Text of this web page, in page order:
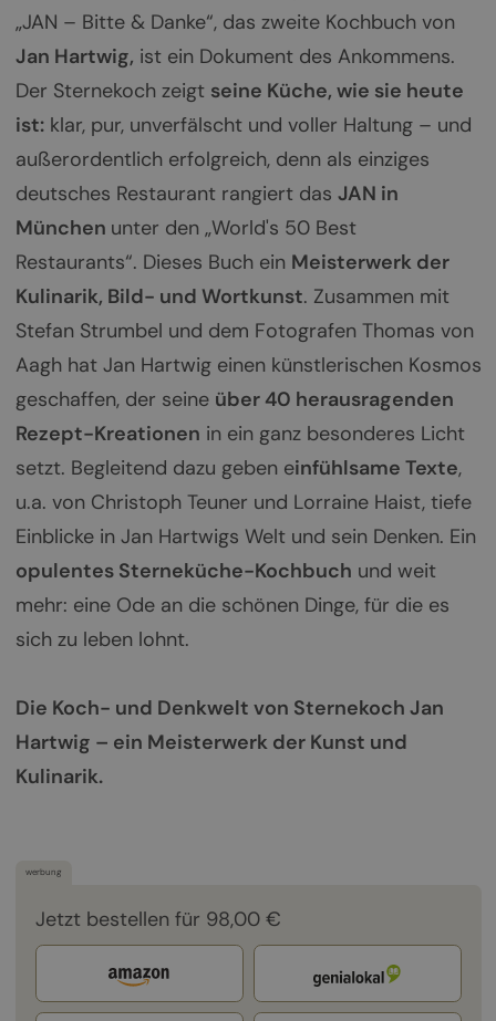
„JAN – Bitte & Danke“, das zweite Kochbuch von
Jan Hartwig, ist ein Dokument des Ankommens.
Der Sternekoch zeigt seine Küche, wie sie heute
ist:klar, pur, unverfälscht und voller Haltung – und
außerordentlich erfolgreich, denn als einziges
deutsches Restaurant rangiert das JAN in
München unter den „World's 50 Best
Restaurants“. Dieses Buch ein Meisterwerk der
Kulinarik, Bild- und Wortkunst. Zusammen mit
Stefan Strumbel und dem Fotografen Thomas von
Aagh hat Jan Hartwig einen künstlerischen Kosmos
geschaffen, der seine über 40 herausragenden
Rezept-Kreationen in ein ganz besonderes Licht
setzt. Begleitend dazu geben einfühlsame Texte,
u.a. von Christoph Teuner und Lorraine Haist, tiefe
Einblicke in Jan Hartwigs Welt und sein Denken. Ein
opulentes Sterneküche-Kochbuch und weit
mehr: eine Ode an die schönen Dinge, für die es
sich zu leben lohnt.
Die Koch- und Denkwelt von Sternekoch Jan
Hartwig – ein Meisterwerk der Kunst und
Kulinarik.
werbung
Jetzt bestellen für 98,00 €